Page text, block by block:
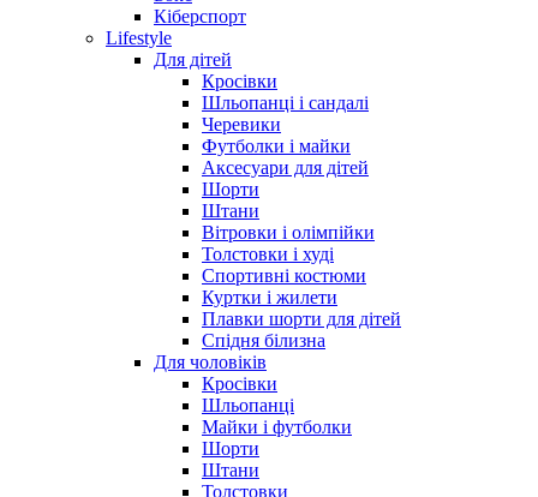
Кіберспорт
Lifestyle
Для дітей
Кросівки
Шльопанці і сандалі
Черевики
Футболки і майки
Аксесуари для дітей
Шорти
Штани
Вітровки і олімпійки
Толстовки і худі
Спортивні костюми
Куртки і жилети
Плавки шорти для дітей
Спідня білизна
Для чоловіків
Кросівки
Шльопанці
Майки і футболки
Шорти
Штани
Толстовки